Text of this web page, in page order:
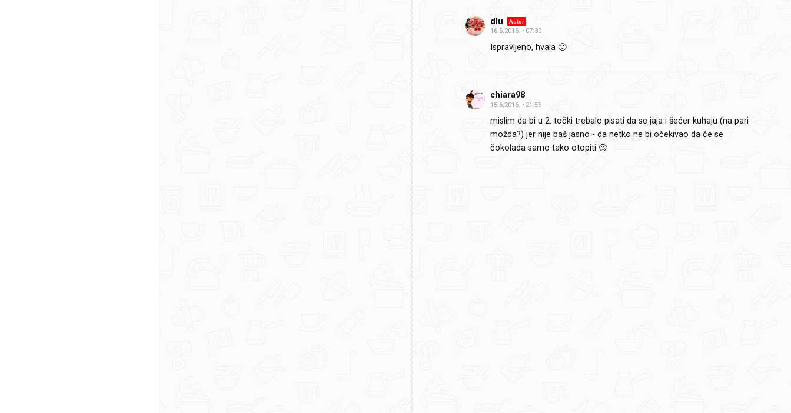
dlu Autor
16.6.2016. 07:30
Ispravljeno, hvala 🙂
chiara98
15.6.2016. 21:55
mislim da bi u 2. točki trebalo pisati da se jaja i šećer kuhaju (na pari
možda?) jer nije baš jasno - da netko ne bi očekivao da će se
čokolada samo tako otopiti 😉